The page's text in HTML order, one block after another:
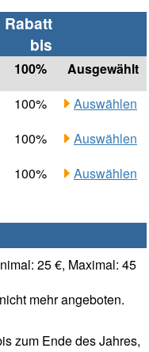
Rabatt
bis
100%
Ausgewählt
100%
Auswählen
100%
Auswählen
100% Auswählen
25 €, Maximal: 45
mehr angeboten.
zum Ende des Jahres,